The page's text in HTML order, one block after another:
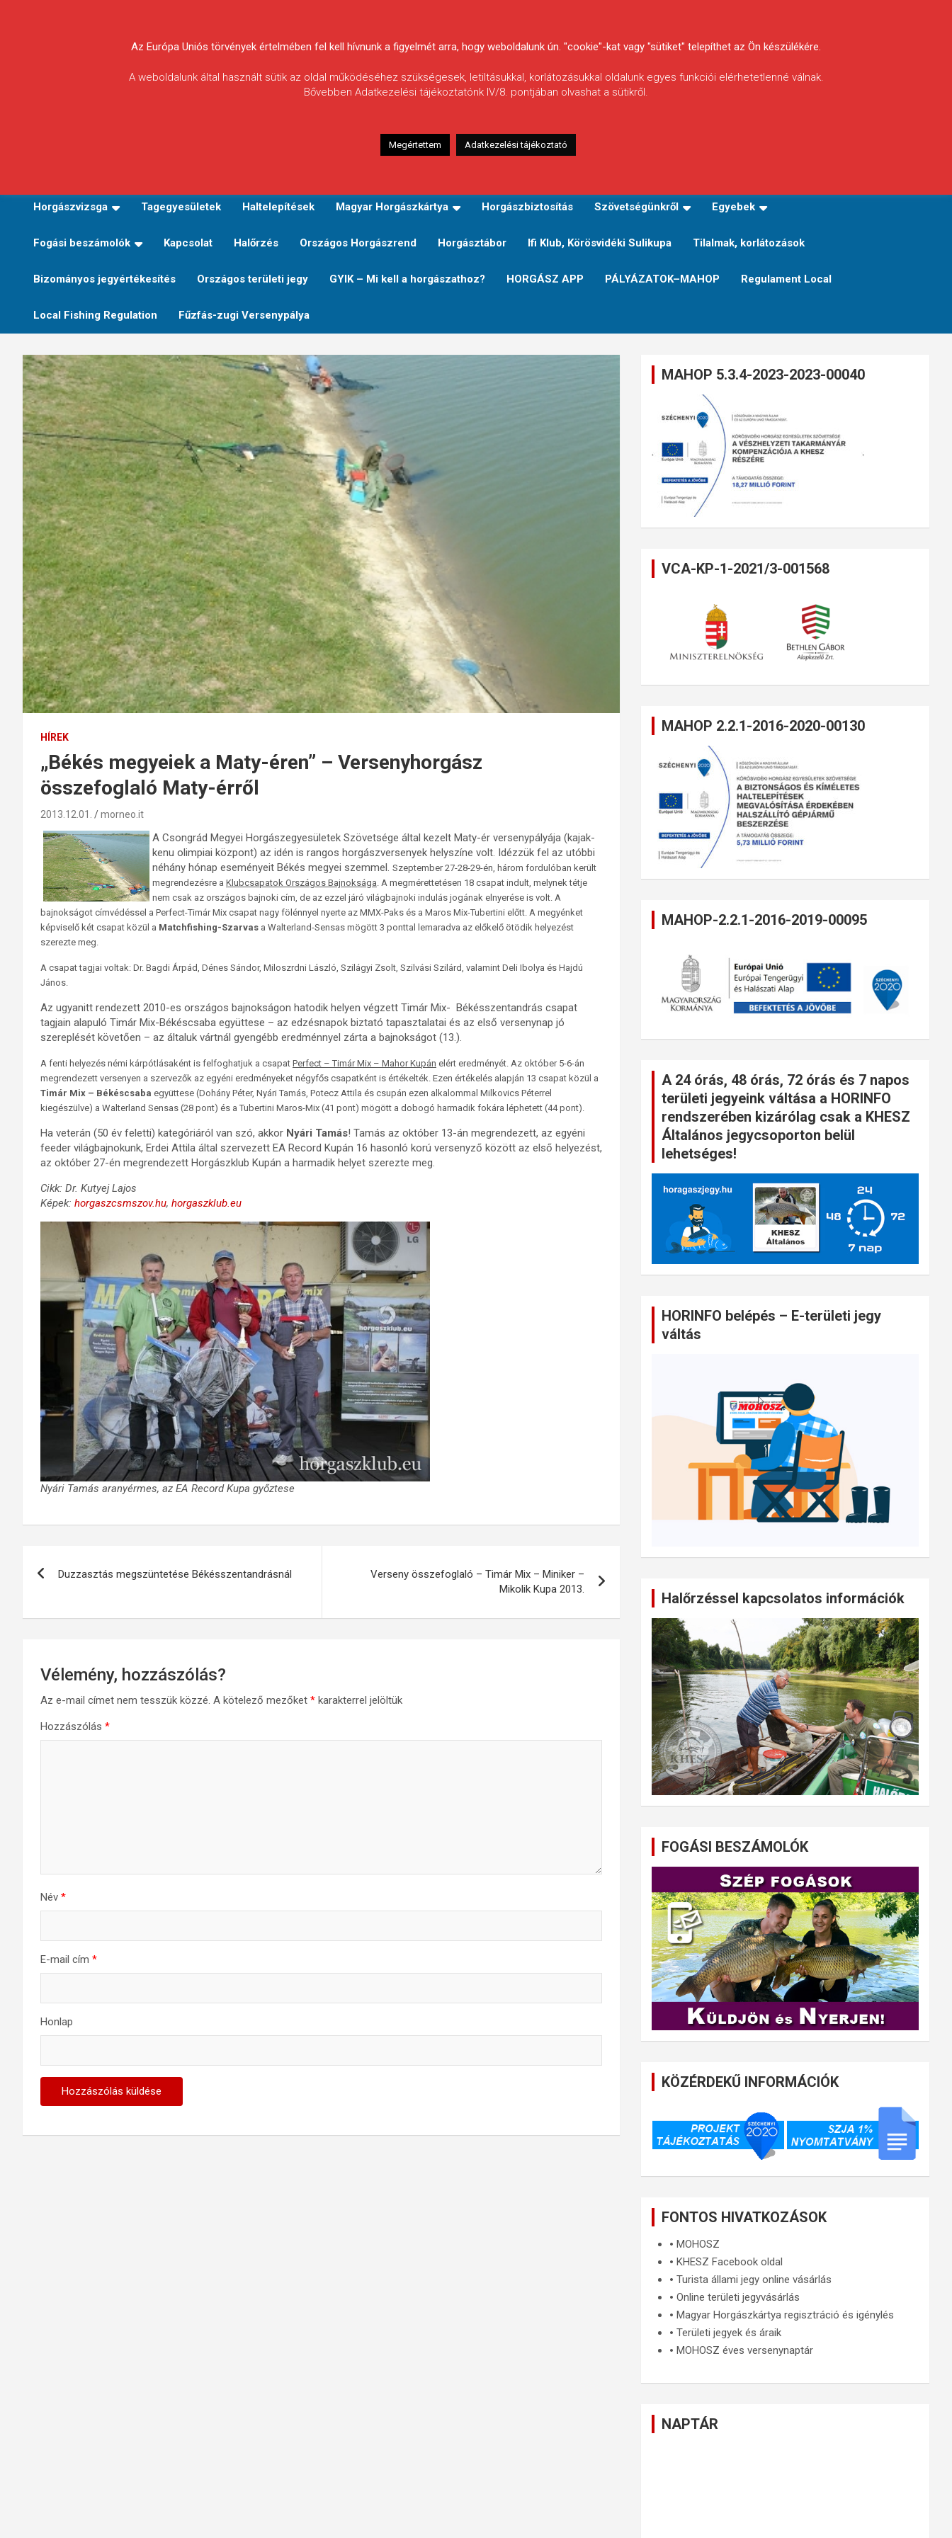
Körösvidéki Horgász
Egyesületek
Horgászvizsga Tagegyesületek Haltelepítések Magyar Horgászkártya Horgászbiztosítás Szövetségünkről Egyebek
Fogási beszámolók Kapcsolat Halőrzés Országos Horgászrend Horgásztábor Ifi Klub, Körösvidéki Sulikupa Tilalmak, korlátozások
Bizományos jegyértékesítés Országos területi jegy GYIK – Mi kell a horgászathoz? HORGÁSZ APP PÁLYÁZATOK–MAHOP Regulament Local
Local Fishing Regulation Fűzfás-zugi Versenypálya
HÍREK
„Békés megyeiek a Maty-éren” – Versenyhorgász
összefoglaló Maty-érről
2013.12.01. morneo.it
A Csongrád Megyei Horgászegyesületek Szövetsége által kezelt Maty-ér versenypályája (kajak-
kenu olimpiai központ) az idén is rangos horgászversenyek helyszíne volt. Idézzük fel az utóbbi
néhány hónap eseményeit Békés megyei szemmel. Szeptember 27-28-29-én, három fordulóban került
megrendezésre a Klubcsapatok Országos Bajnoksága . A megmérettetésen 18 csapat indult, melynek tétje
nem csak az országos bajnoki cím, de az ezzel járó világbajnoki indulás jogának elnyerése is volt. A
bajnokságot címvédéssel a Perfect-Timár Mix csapat nagy fölénnyel nyerte az MMX-Paks és a Maros Mix-Tubertini előtt. A megyénket
képviselő két csapat közül a Matchfishing-Szarvas a Walterland-Sensas mögött 3 ponttal lemaradva az előkelő ötödik helyezést
szerezte meg.
A csapat tagjai voltak: Dr. Bagdi Árpád, Dénes Sándor, Miloszrdni László, Szilágyi Zsolt, Szilvási Szilárd, valamint Deli Ibolya és Hajdú
János.
Az ugyanitt rendezett 2010-es országos bajnokságon hatodik helyen végzett Timár Mix- Békésszentandrás csapat
tagjain alapuló Timár Mix-Békéscsaba együttese – az edzésnapok biztató tapasztalatai és az első versenynap jó
szereplését követően – az általuk vártnál gyengébb eredménnyel zárta a bajnokságot (13.).
A fenti helyezés némi kárpótlásaként is felfoghatjuk a csapat Perfect – Timár Mix – Mahor Kupán elért eredményét. Az október 5-6-án
megrendezett versenyen a szervezők az egyéni eredményeket négyfős csapatként is értékelték. Ezen értékelés alapján 13 csapat közül a
Timár Mix – Békéscsaba együttese (Dohány Péter, Nyári Tamás, Potecz Attila és csupán ezen alkalommal Milkovics Péterrel
kiegészülve) a Walterland Sensas (28 pont) és a Tubertini Maros-Mix (41 pont) mögött a dobogó harmadik fokára léphetett (44 pont).
Ha veterán (50 év feletti) kategóriáról van szó, akkor Nyári Tamás! Tamás az október 13-án megrendezett, az egyéni
feeder világbajnokunk, Erdei Attila által szervezett EA Record Kupán 16 hasonló korú versenyző között az első helyezést,
az október 27-én megrendezett Horgászklub Kupán a harmadik helyet szerezte meg.
Cikk: Dr. Kutyej Lajos
Képek: horgaszcsmszov.hu, horgaszklub.eu
Nyári Tamás aranyérmes, az EA Record Kupa győztese
Duzzasztás megszüntetése Békésszentandrásnál
Verseny összefoglaló – Timár Mix – Miniker –
Mikolik Kupa 2013.
Vélemény, hozzászólás?
Az e-mail címet nem tesszük közzé. A kötelező mezőket * karakterrel jelöltük
Hozzászólás *
Név *
E-mail cím *
Honlap
MAHOP 5.3.4-2023-2023-00040
VCA-KP-1-2021/3-001568
MAHOP 2.2.1-2016-2020-00130
MAHOP-2.2.1-2016-2019-00095
A 24 órás, 48 órás, 72 órás és 7 napos
területi jegyeink váltása a HORINFO
rendszerében kizárólag csak a KHESZ
Általános jegycsoporton belül
lehetséges!
HORINFO belépés – E-területi jegy
váltás
Halőrzéssel kapcsolatos információk
FOGÁSI BESZÁMOLÓK
KÖZÉRDEKŰ INFORMÁCIÓK
FONTOS HIVATKOZÁSOK
🞄MOHOSZ
🞄KHESZ Facebook oldal
🞄Turista állami jegy online vásárlás
🞄Online területi jegyvásárlás
🞄Magyar Horgászkártya regisztráció és igénylés
🞄Területi jegyek és áraik
🞄MOHOSZ éves versenynaptár
NAPTÁR
Az Európa Uniós törvények értelmében fel kell hívnunk a figyelmét arra, hogy weboldalunk ún. "cookie"-kat vagy "sütiket" telepíthet az Ön készülékére.
A weboldalunk által használt sütik az oldal működéséhez szükségesek, letiltásukkal, korlátozásukkal oldalunk egyes funkciói elérhetetlenné válnak.
Bővebben Adatkezelési tájékoztatónk IV/8. pontjában olvashat a sütikről.
Megértettem Adatkezelési tájékoztató